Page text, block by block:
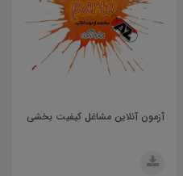
آزمون آنلاین مشاغل کیفیت بخشی